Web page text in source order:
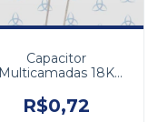
Capacitor
Multicamadas 18K
5,08mm
R$0,72